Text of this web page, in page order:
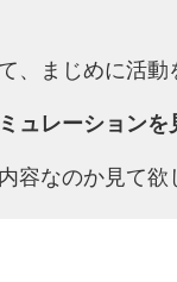
、まじめに活
ュレーション
容なのか見て